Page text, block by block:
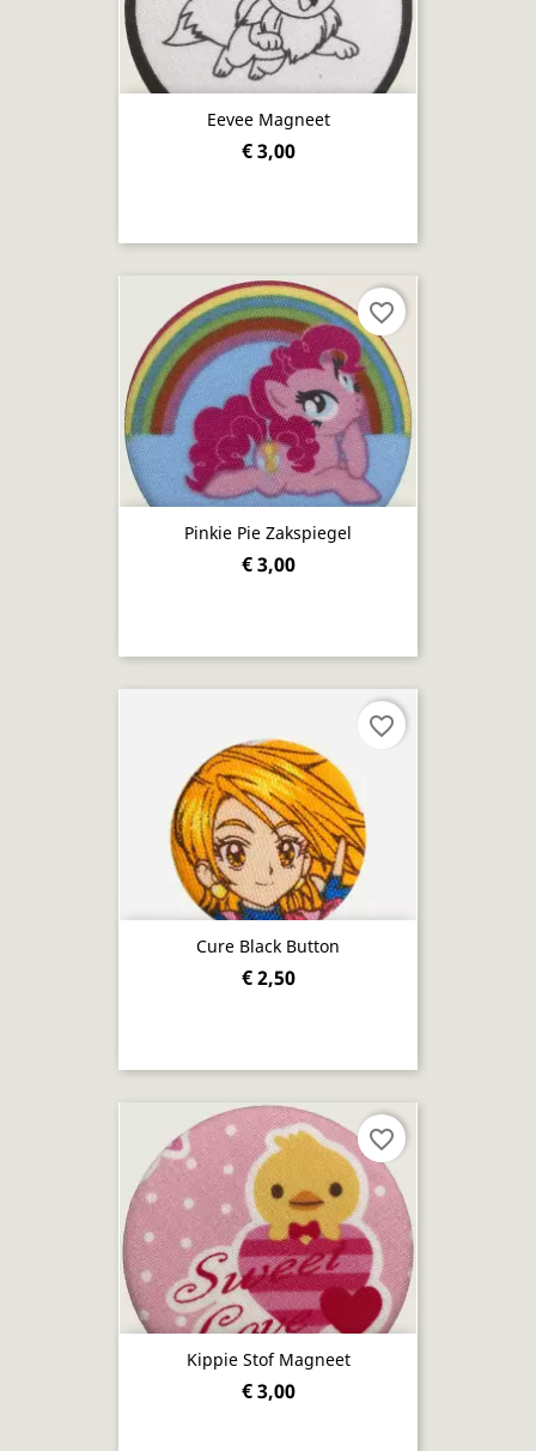
Eevee Magneet
€ 3,00
Pinkie Pie Zakspiegel
€ 3,00
favorite_border
Cure Black Button
€ 2,50
favorite_border
Kippie Stof Magneet
€ 3,00
favorite_border